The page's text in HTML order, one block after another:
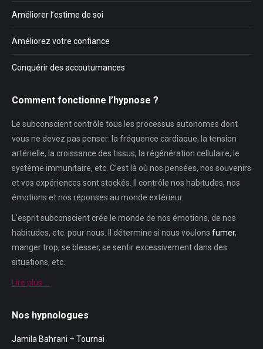
Améliorer l’estime de soi
Améliorez votre confiance
Conquérir des accoutumances
Comment fonctionne l’hypnose ?
Le subconscient contrôle tous les processus autonomes dont
vous ne devez pas penser: la fréquence cardiaque, la tension
artérielle, la croissance des tissus, la régénération cellulaire, le
système immunitaire, etc. C’est là où nos pensées, nos souvenirs
et vos expériences sont stockés. Il contrôle nos habitudes, nos
émotions et nos réponses au monde extérieur.
L’esprit subconscient crée le monde de nos émotions, de nos
habitudes, etc. pour nous. Il détermine si nous voulons fumer,
manger trop, se blesser, se sentir excessivement dans des
situations, etc.
Lire plus …
Nos hypnologues
Jamila Bahrani – Tournai